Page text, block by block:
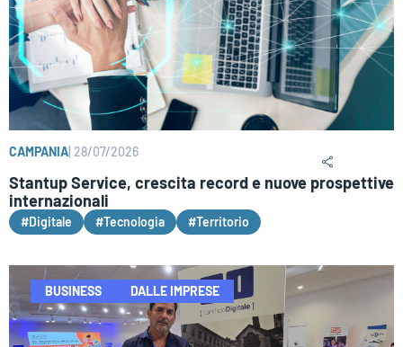
CAMPANIA 28/07/2026
Stantup Service, crescita record e nuove prospettive
internazionali
#Digitale #Tecnologia #Territorio
BUSINESS DALLE IMPRESE